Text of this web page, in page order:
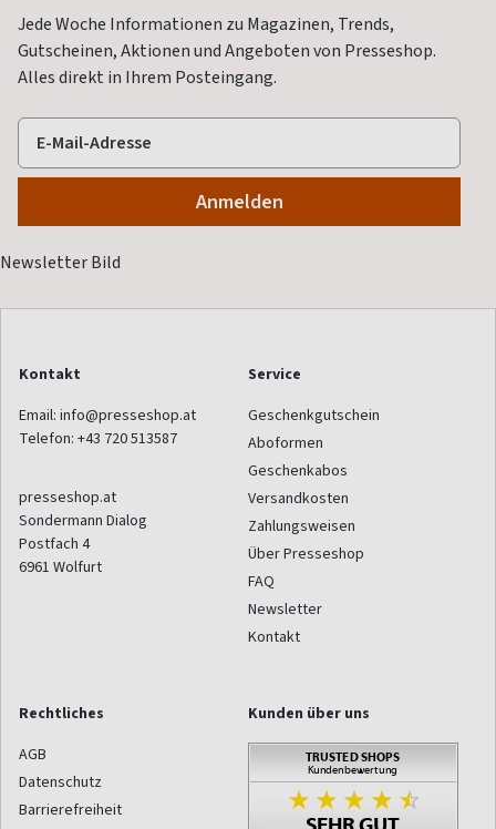
Jede Woche Informationen zu Magazinen, Trends,
Gutscheinen, Aktionen und Angeboten von Presseshop.
Alles direkt in Ihrem Posteingang.
Kontakt
Email: info@presseshop.at
Telefon: +43 720 513587
presseshop.at
Sondermann Dialog
Postfach 4
6961 Wolfurt
Service
Geschenkgutschein
Aboformen
Geschenkabos
Versandkosten
Zahlungsweisen
Über Presseshop
FAQ
Newsletter
Kontakt
Rechtliches
AGB
Datenschutz
Barrierefreiheit
Kunden über uns